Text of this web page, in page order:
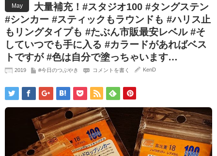
May
大量補充！#スタジオ100 #タングステン
#シンカー #スティックもラウンドも #ハリス止
もリングタイプも #たぶん市販最安レベル #そ
していつでも手に入る #カラードがあればベス
トですが #色は自分で塗っちゃいます…
2019 #今日のつぶやき コメントを書く KenD